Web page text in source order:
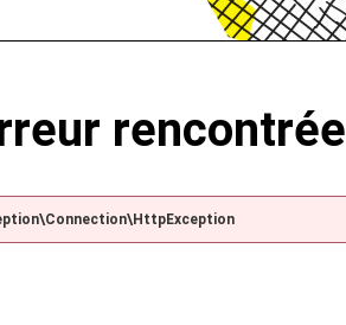
rencontrée